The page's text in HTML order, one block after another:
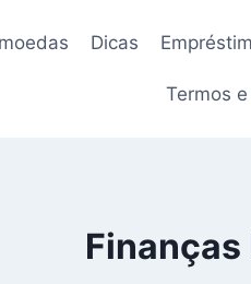
Dicas
Termos